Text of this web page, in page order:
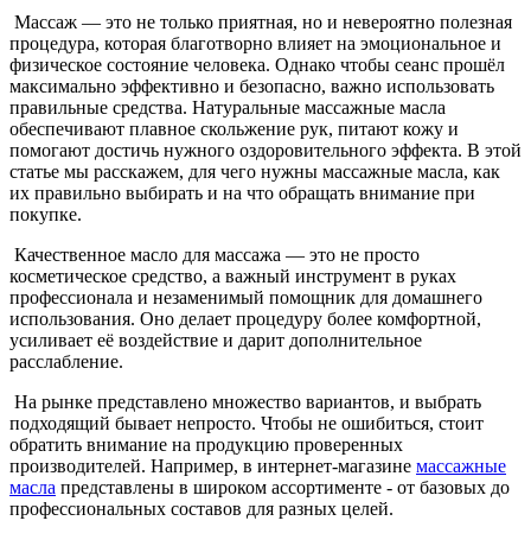
Массаж — это не только приятная, но и невероятно полезная
процедура, которая благотворно влияет на эмоциональное и
физическое состояние человека. Однако чтобы сеанс прошёл
максимально эффективно и безопасно, важно использовать
правильные средства. Натуральные массажные масла
обеспечивают плавное скольжение рук, питают кожу и
помогают достичь нужного оздоровительного эффекта. В этой
статье мы расскажем, для чего нужны массажные масла, как
их правильно выбирать и на что обращать внимание при
покупке.
Качественное масло для массажа — это не просто
косметическое средство, а важный инструмент в руках
профессионала и незаменимый помощник для домашнего
использования. Оно делает процедуру более комфортной,
усиливает её воздействие и дарит дополнительное
расслабление.
На рынке представлено множество вариантов, и выбрать
подходящий бывает непросто. Чтобы не ошибиться, стоит
обратить внимание на продукцию проверенных
производителей. Например, в интернет-магазине массажные
масла представлены в широком ассортименте - от базовых до
профессиональных составов для разных целей.